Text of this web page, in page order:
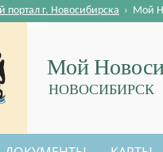
Мой
НОВОСИБИРСК
г. Новосибирска › Мой